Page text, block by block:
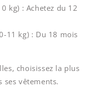
kg) : Achetez du 12
11 kg) : Du 18 mois
choisissez la plus
ses vêtements.